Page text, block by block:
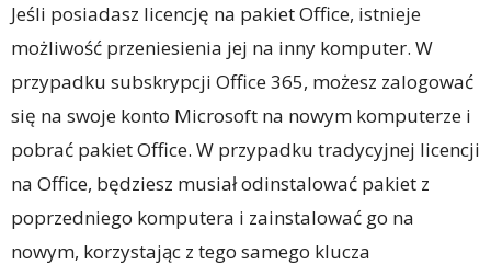
Jeśli posiadasz licencję na pakiet Office, istnieje
możliwość przeniesienia jej na inny komputer. W
przypadku subskrypcji Office 365, możesz zalogować
się na swoje konto Microsoft na nowym komputerze i
pobrać pakiet Office. W przypadku tradycyjnej licencji
na Office, będziesz musiał odinstalować pakiet z
poprzedniego komputera i zainstalować go na
nowym, korzystając z tego samego klucza